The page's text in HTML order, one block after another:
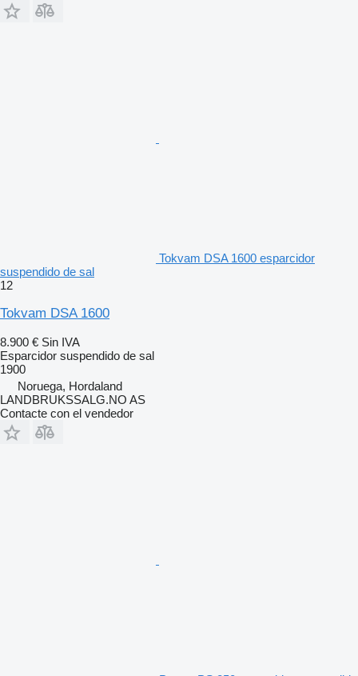
Tokvam DSA 1600 esparcidor
suspendido de sal
12
Tokvam DSA 1600
8.900 € Sin IVA
Esparcidor suspendido de sal
1900
Noruega, Hordaland
LANDBRUKSSALG.NO AS
Contacte con el vendedor